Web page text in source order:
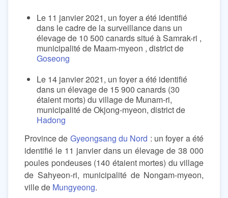
Le 11 janvier 2021, un foyer a été identifié
dans le cadre de la surveillance dans un
élevage de 10 500 canards situé à Samrak-ri ,
municipalité de Maam-myeon , district de
Goseong
Le 14 janvier 2021, un foyer a été identifié
dans un élevage de 15 900 canards (30
étaient morts) du village de Munam-ri,
municipalité de Okjong-myeon, district de
Hadong
Province de Gyeongsang du Nord : un foyer a été
identifié le 11 janvier dans un élevage de 38 000
poules pondeuses (140 étaient mortes) du village
de Sahyeon-ri, municipalité de Nongam-myeon,
ville de Mungyeong.